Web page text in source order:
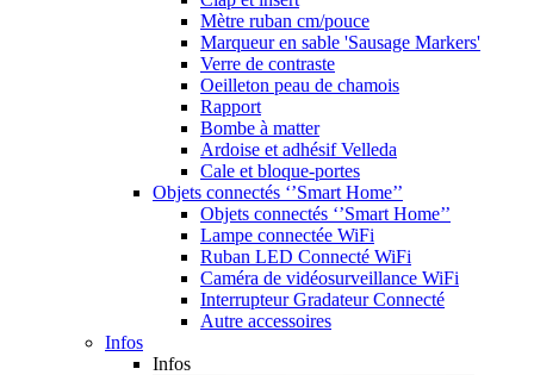
Mètre ruban cm/pouce
Marqueur en sable 'Sausage Markers'
Verre de contraste
Oeilleton peau de chamois
Rapport
Bombe à matter
Ardoise et adhésif Velleda
Cale et bloque-portes
Objets connectés ‘’Smart Home’’
Objets connectés ‘’Smart Home’’
Lampe connectée WiFi
Ruban LED Connecté WiFi
Caméra de vidéosurveillance WiFi
Interrupteur Gradateur Connecté
Autre accessoires
Infos
Infos